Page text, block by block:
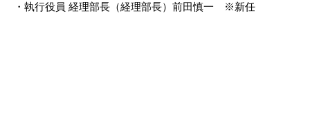
・執行役員 経理部長（経理部長）前田慎一 ※新任